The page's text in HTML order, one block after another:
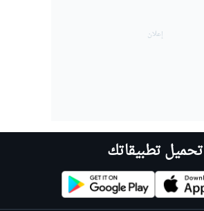
تحميل تطبيقاتك